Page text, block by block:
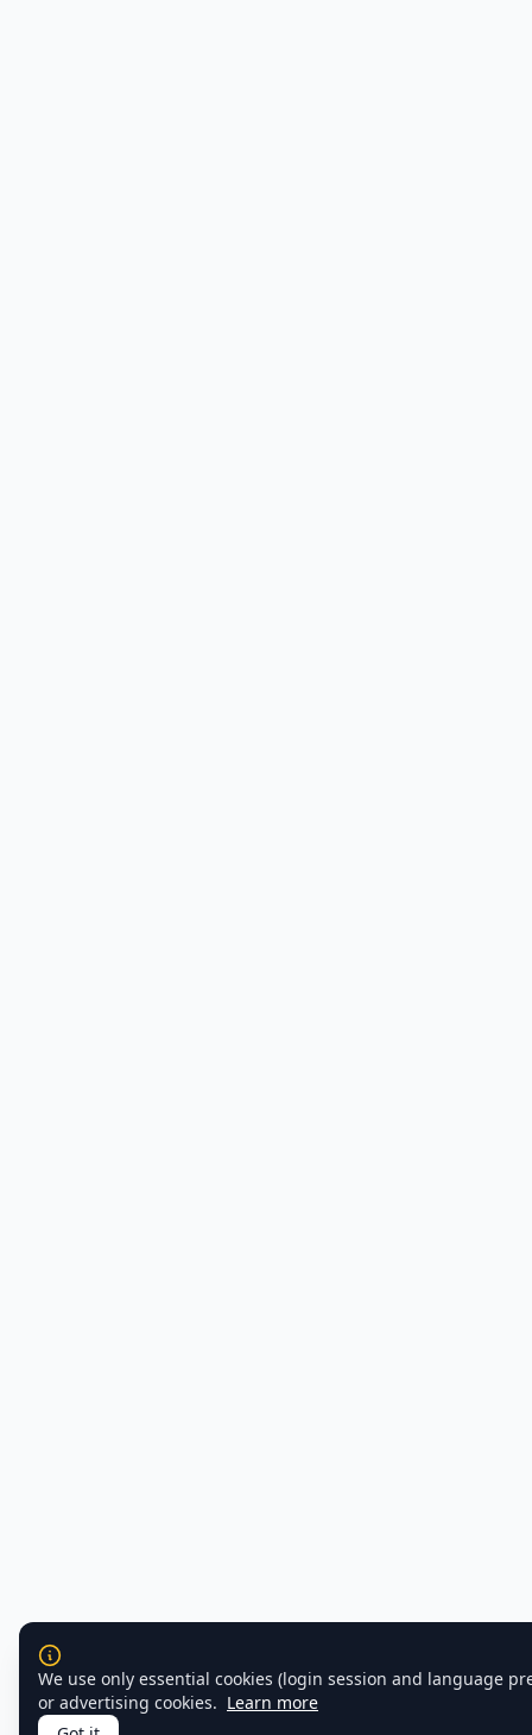
We use only essential cookies (login session and language
or advertising cookies. Learn more